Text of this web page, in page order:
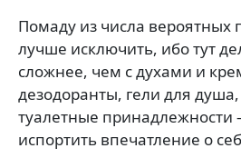
Помаду из числа вероятных
лучше исключить, ибо тут
сложнее, чем с духами и
дезодоранты, гели для
туалетные
испортить впечатление о